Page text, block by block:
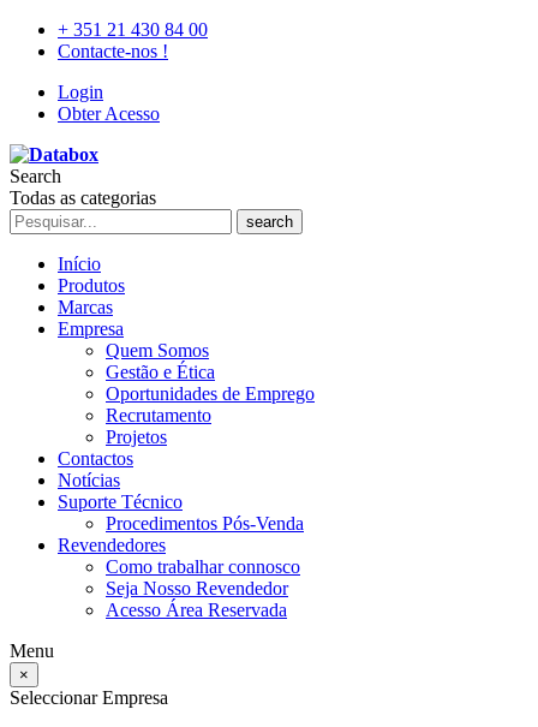
+ 351 21 430 84 00
Contacte-nos !
Login
Obter Acesso
Search
Todas as categorias
search
Início
Produtos
Marcas
Empresa
Quem Somos
Gestão e Ética
Oportunidades de Emprego
Recrutamento
Projetos
Contactos
Notícias
Suporte Técnico
Procedimentos Pós-Venda
Revendedores
Como trabalhar connosco
Seja Nosso Revendedor
Acesso Área Reservada
Menu
×
Seleccionar Empresa